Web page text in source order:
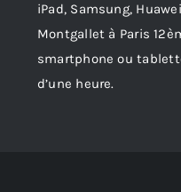
iPad, Samsung,
Montgallet à Paris
smartphone ou
d’une heure.